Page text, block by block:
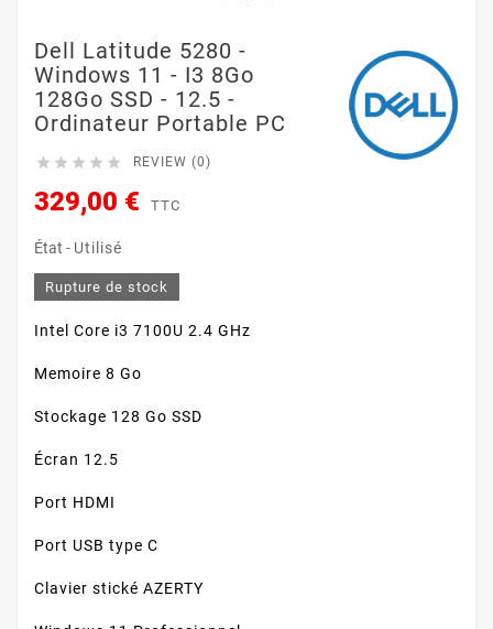
Dell Latitude 5280 -
Windows 11 - I3 8Go
128Go SSD - 12.5 -
Ordinateur Portable PC
     REVIEW (0)
329,00 € TTC
État - Utilisé
Rupture de stock
Intel Core i3 7100U 2.4 GHz
Memoire 8 Go
Stockage 128 Go SSD
Écran 12.5
Port HDMI
Port USB type C
Clavier stické AZERTY